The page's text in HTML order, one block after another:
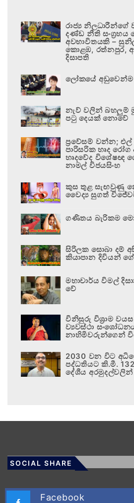
රාජ්‍ය නිලධාරීන්ගේ
දණ්ඩ නීති සංග්‍රහය
අවභාවිතයකි –
කොළඹ, රත්නපුර,
දිසාපති
ලෝකයේ අඩුවෙන්ම
නැව් වලින් බහලුම්
පටු දෙයක් නොවේ
ප්‍රවේසම් වන්න;
පාරිසරික හෘද රෝග
හෘදවේද විශේෂඥ
නාමල් විජයසිංහ
කුස තුළ සැඟවුණු
වෛද්‍ය සුගත්
ගණිතය බැරිකම
සිරිලක සොබා දම්
කියාපාන දිවියන්
මහාචාර්ය විමල්
වේ
විනිසුරු විශ්‍රාම
ව්‍යවස්ථා
නාහිමිවරුන්ගෙන්
2030 වන විට
පද්ධතියට කි.මී.
දේශීය අරමුදල්වලින්
SOCIAL SHARE
Facebook